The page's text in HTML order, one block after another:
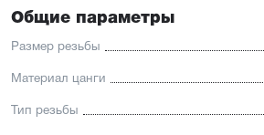
Общие параметры
Размер резьбы
Материал цанги
Тип резьбы